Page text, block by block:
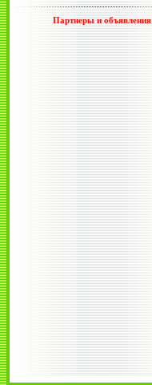
Партнеры и объявления